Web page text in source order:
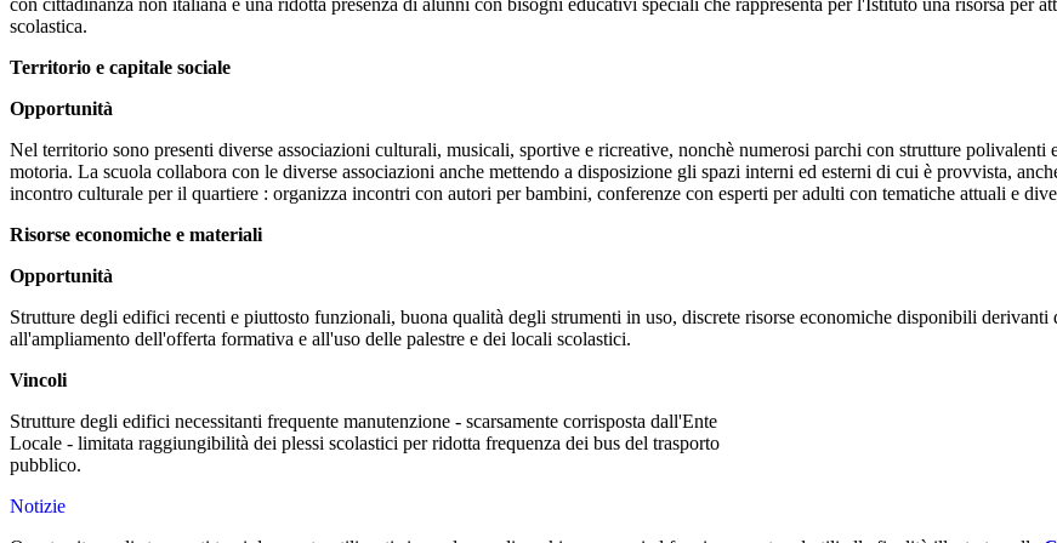
con cittadinanza non italiana e una ridotta presenza di alunni con bisogni educativi speciali che rappresenta per l'Istituto una risorsa per
scolastica.
Territorio e capitale sociale
Opportunità
Nel territorio sono presenti diverse associazioni culturali, musicali, sportive e ricreative, nonchè numerosi parchi con strutture
motoria. La scuola collabora con le diverse associazioni anche mettendo a disposizione gli spazi interni ed esterni di cui è provvista,
incontro culturale per il quartiere : organizza incontri con autori per bambini, conferenze con esperti per adulti con tematiche attuali e
Risorse economiche e materiali
Opportunità
Strutture degli edifici recenti e piuttosto funzionali, buona qualità degli strumenti in uso, discrete risorse economiche disponibili
all'ampliamento dell'offerta formativa e all'uso delle palestre e dei locali scolastici.
Vincoli
Strutture degli edifici necessitanti frequente manutenzione - scarsamente corrisposta dall'Ente
Locale - limitata raggiungibilità dei plessi scolastici per ridotta frequenza dei bus del trasporto
pubblico.
Notizie